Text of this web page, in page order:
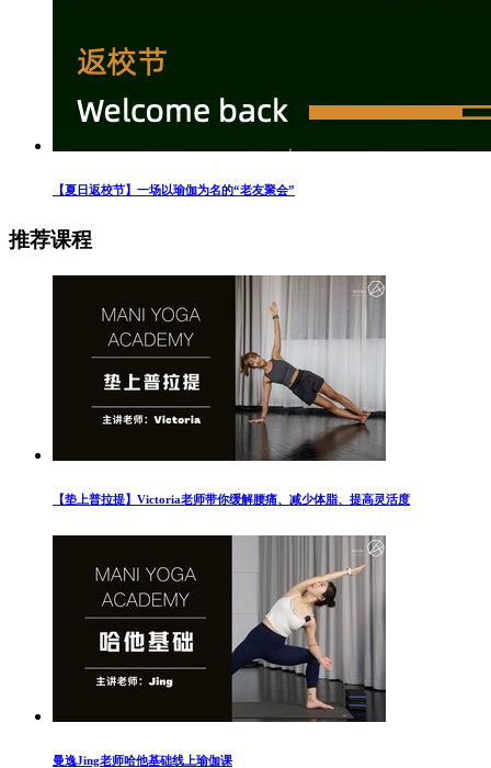
【夏日返校节】一场以瑜伽为名的“老友聚会”
推荐课程
【垫上普拉提】Victoria老师带你缓解腰痛、减少体脂、提高灵活度
曼逸Jing老师哈他基础线上瑜伽课